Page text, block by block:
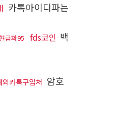
카톡아이디파는
금화95 fds코인 백
외카톡구입처 암호